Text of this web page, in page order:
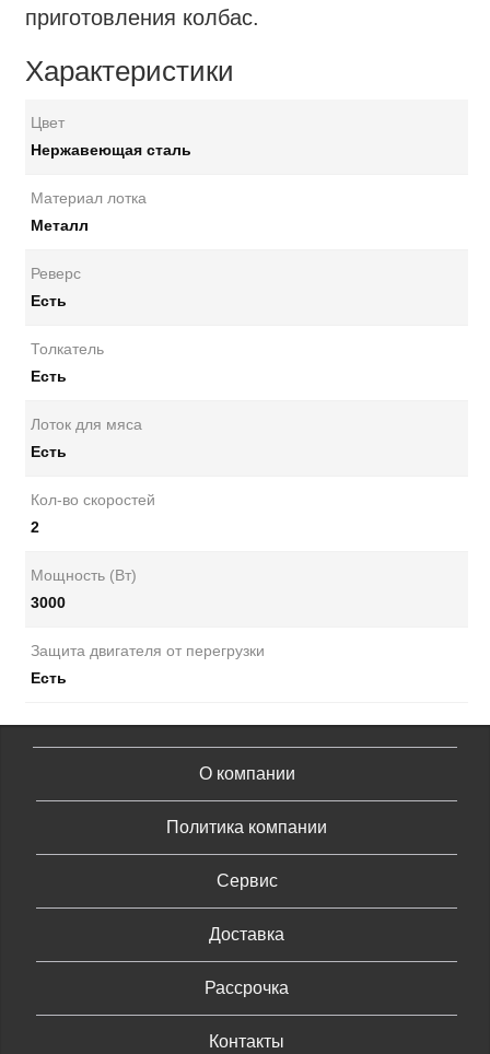
приготовления колбас.
Характеристики
Цвет
Нержавеющая сталь
Материал лотка
Металл
Реверс
Есть
Толкатель
Есть
Лоток для мяса
Есть
Кол-во скоростей
2
Мощность (Вт)
3000
Защита двигателя от перегрузки
Есть
О компании
Политика компании
Сервис
Доставка
Рассрочка
Контакты